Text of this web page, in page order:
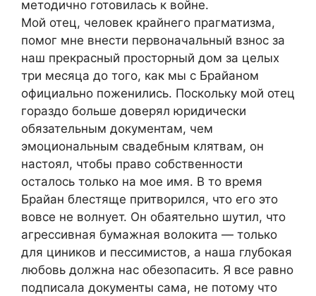
методично готовилась к войне.
Мой отец, человек крайнего прагматизма,
помог мне внести первоначальный взнос за
наш прекрасный просторный дом за целых
три месяца до того, как мы с Брайаном
официально поженились. Поскольку мой отец
гораздо больше доверял юридически
обязательным документам, чем
эмоциональным свадебным клятвам, он
настоял, чтобы право собственности
осталось только на мое имя. В то время
Брайан блестяще притворился, что его это
вовсе не волнует. Он обаятельно шутил, что
агрессивная бумажная волокита — только
для циников и пессимистов, а наша глубокая
любовь должна нас обезопасить. Я все равно
подписала документы сама, не потому что